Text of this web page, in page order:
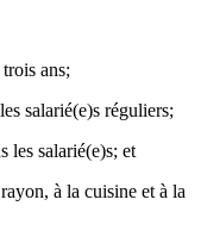
ans;
salarié(e)s réguliers;
les salarié(e)s; et
à la cuisine et à la